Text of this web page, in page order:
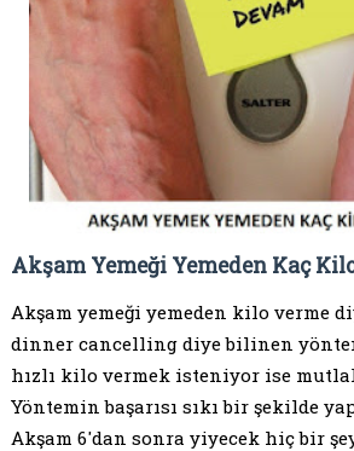
Akşam Yemeği Yemeden Kaç
Akşam yemeği yemeden kilo verme
dinner cancelling diye bilinen
hızlı kilo vermek isteniyor ise
Yöntemin başarısı sıkı bir şekilde
Akşam 6'dan sonra yiyecek hiç bir